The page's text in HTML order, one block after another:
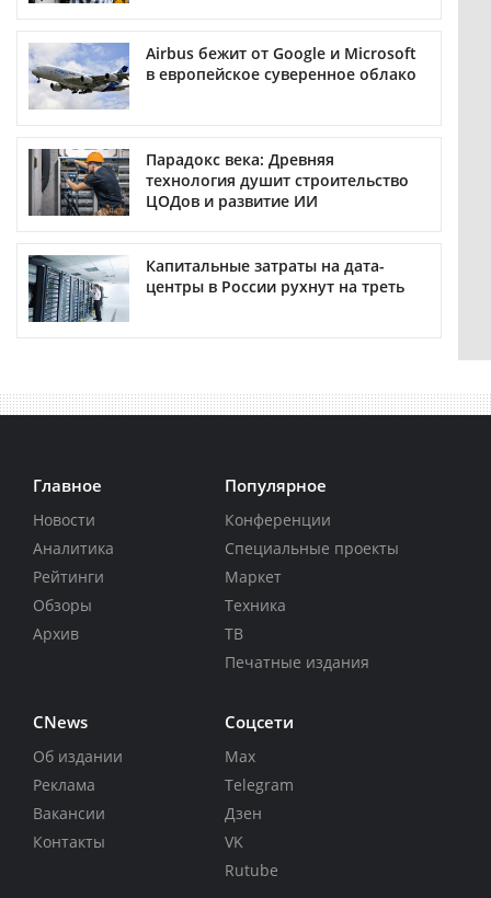
Airbus бежит от Google и Microsoft
в европейское суверенное облако
Парадокс века: Древняя
технология душит строительство
ЦОДов и развитие ИИ
Капитальные затраты на дата-
центры в России рухнут на треть
Главное
Новости
Аналитика
Рейтинги
Обзоры
Архив
Популярное
Конференции
Специальные проекты
Маркет
Техника
ТВ
Печатные издания
CNews
Об издании
Реклама
Вакансии
Контакты
Соцсети
Max
Telegram
Дзен
VK
Rutube